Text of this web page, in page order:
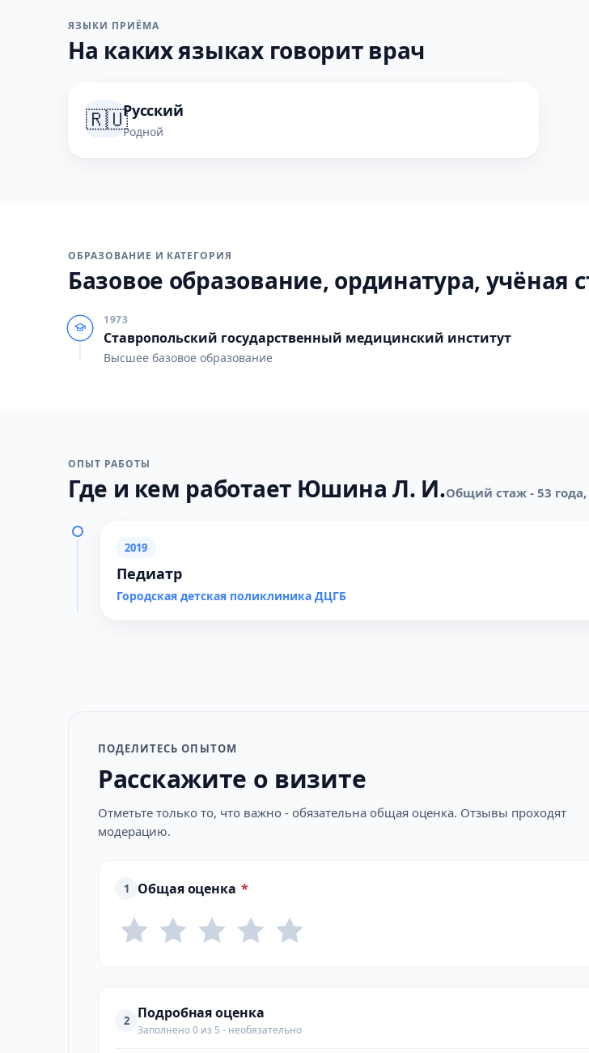
ЯЗЫКИ ПРИЁМА
На каких языках говорит врач
🇷🇺Русский
Родной
ОБРАЗОВАНИЕ И КАТЕГОРИЯ
Базовое образование, ординатура, учёная
1973
Ставропольский государственный медицинский институт
Высшее базовое образование
ОПЫТ РАБОТЫ
Где и кем работает Юшина Л. И.Общий стаж - 53 года,
2019
Педиатр
Городская детская поликлиника ДЦГБ
ПОДЕЛИТЕСЬ ОПЫТОМ
Расскажите о визите
Отметьте только то, что важно - обязательна общая оценка. Отзывы проходят
модерацию.
1 Общая оценка *
2 Подробная оценка
Заполнено 0 из 5 - необязательно